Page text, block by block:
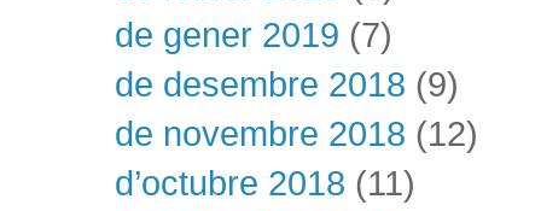
de gener 2019 (7)
de desembre 2018 (9)
de novembre 2018 (12)
d’octubre 2018 (11)